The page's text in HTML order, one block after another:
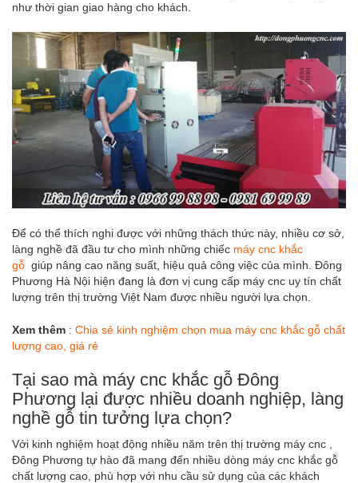
như thời gian giao hàng cho khách.
Để có thể thích nghi được với những thách thức này, nhiều cơ sở,
làng nghề đã đầu tư cho mình những chiếc máy cnc khắc
gỗ giúp nâng cao năng suất, hiệu quả công việc của mình. Đông
Phương Hà Nội hiện đang là đơn vị cung cấp máy cnc uy tín chất
lượng trên thị trường Việt Nam được nhiều người lựa chọn.
Xem thêm : Chia sẻ kinh nghiệm chọn mua máy cnc khắc gỗ chất
lượng cao, giá rẻ
Tại sao mà máy cnc khắc gỗ Đông
Phương lại được nhiều doanh nghiệp, làng
nghề gỗ tin tưởng lựa chọn?
Với kinh nghiệm hoạt động nhiều năm trên thị trường máy cnc ,
Đông Phương tự hào đã mang đến nhiều dòng máy cnc khắc gỗ
chất lượng cao, phù hợp với nhu cầu sử dụng của các khách